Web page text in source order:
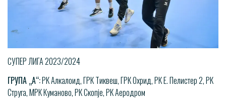
СУПЕР ЛИГА 2023/2024
ГРУПА „А“:РК Алкалоид, ГРК Тиквеш, ГРК Охрид, РК Е. Пелистер 2, РК
Струга, МРК Куманово, РК Скопје, РК Аеродром